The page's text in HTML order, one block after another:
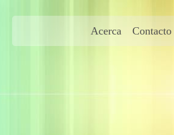
Acerca Contacto